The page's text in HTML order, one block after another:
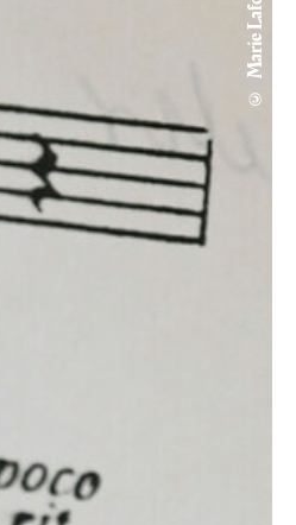
© Marie Laforge